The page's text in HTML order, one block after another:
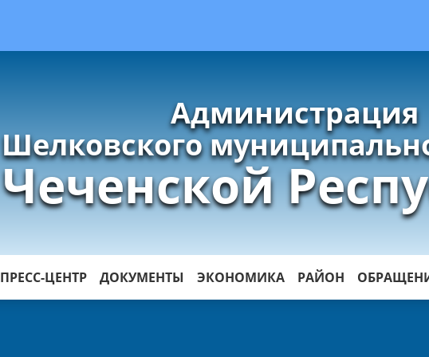
Администрация
Шелковского
Чеченской
ПРЕСС-ЦЕНТР ДОКУМЕНТЫ ЭКОНОМИКА РАЙОН